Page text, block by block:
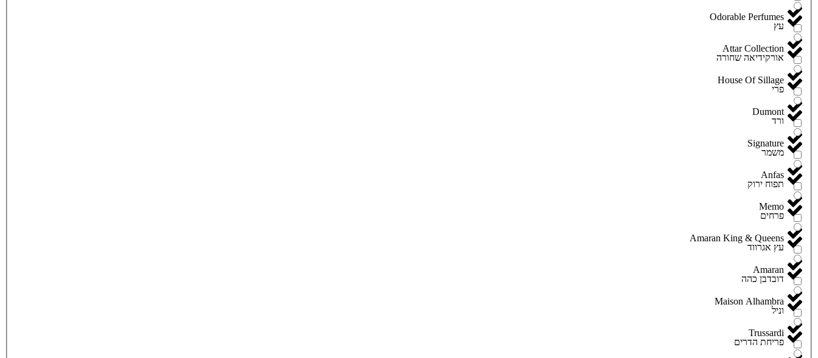
Odorable Perfumes
Attar Collection
House Of Sillage
Dumont
Signature
Anfas
Memo
Amaran King & Queens
Amaran
Maison Alhambra
Trussardi
עץ
אורקידיאה שחורה
פרי
ורד
משמר
תפוח ירוק
פרחים
עץ אגרווד
דובדבן כהה
וניל
פריחת הדרים